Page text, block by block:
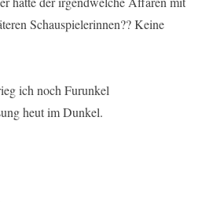
Schauspielerinnen?? Keine
ich noch Furunkel
heut im Dunkel.